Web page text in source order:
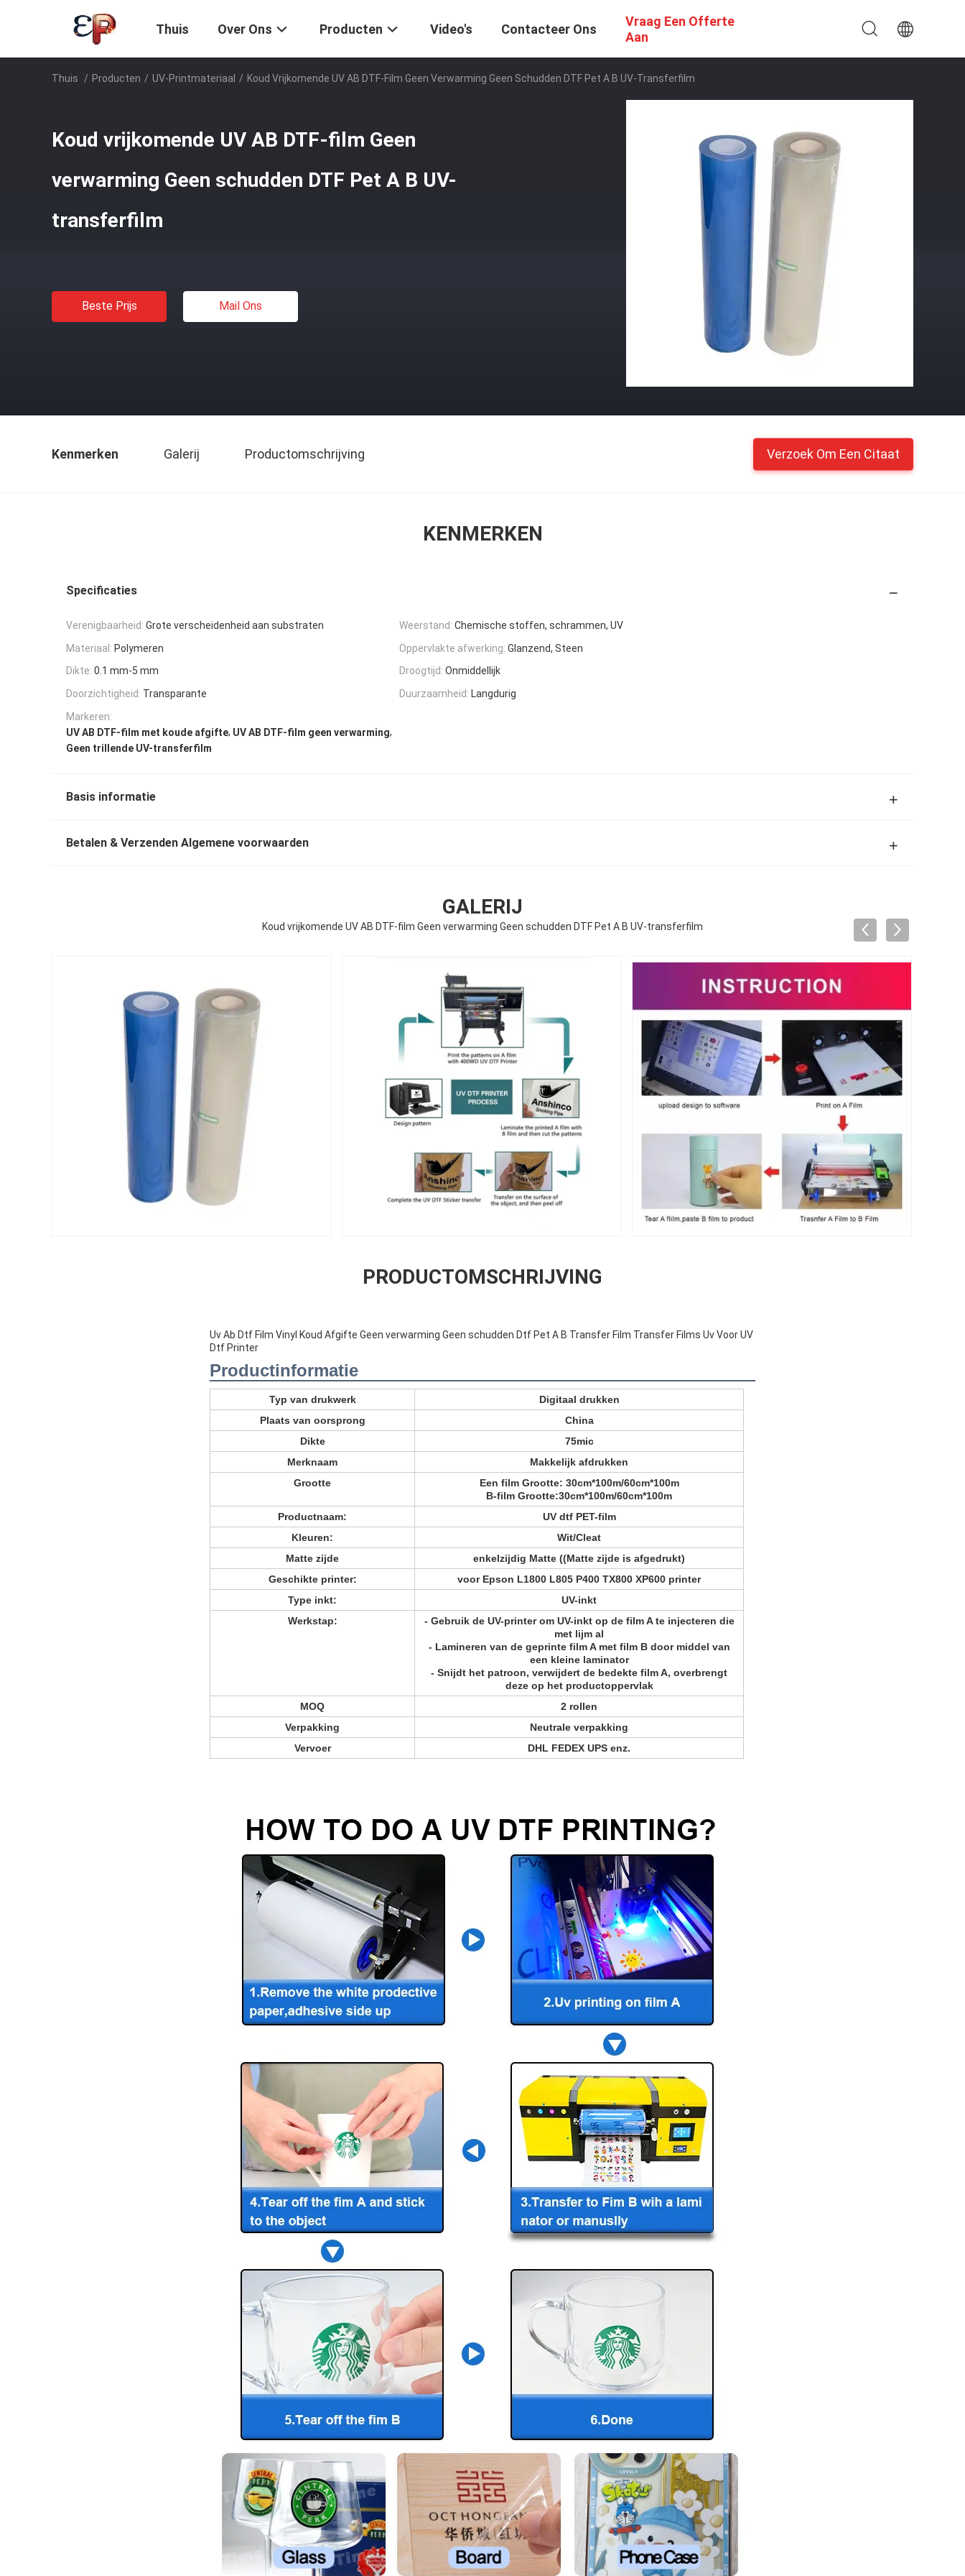
Thuis Over Ons Producten Video's Contacteer Ons
Vraag Een Offerte
Aan
Thuis / Producten / UV-Printmateriaal / Koud Vrijkomende UV AB DTF-Film Geen Verwarming Geen Schudden DTF Pet A B UV-Transferfilm
Koud vrijkomende UV AB DTF-film Geen
verwarming Geen schudden DTF Pet A B UV-
transferfilm
Beste Prijs Mail Ons
Kenmerken Galerij Productomschrijving Verzoek Om Een Citaat
KENMERKEN
Specificaties
Verenigbaarheid: Grote verscheidenheid aan substraten Weerstand: Chemische stoffen, schrammen, UV
Materiaal: Polymeren Oppervlakte afwerking: Glanzend, Steen
Dikte: 0.1 mm-5 mm Droogtijd: Onmiddellijk
Doorzichtigheid: Transparante Duurzaamheid: Langdurig
Markeren:
UV AB DTF-film met koude afgifte, UV AB DTF-film geen verwarming,
Geen trillende UV-transferfilm
Basis informatie
Betalen & Verzenden Algemene voorwaarden
GALERIJ
Koud vrijkomende UV AB DTF-film Geen verwarming Geen schudden DTF Pet A B UV-transferfilm
PRODUCTOMSCHRIJVING
Uv Ab Dtf Film Vinyl Koud Afgifte Geen verwarming Geen schudden Dtf Pet A B Transfer Film Transfer Films Uv Voor UV
Dtf Printer
Productinformatie
Typ van drukwerk
Digitaal drukken
Plaats van oorsprong
China
Dikte
75mic
Merknaam
Makkelijk afdrukken
Grootte
Een film Grootte: 30cm*100m/60cm*100m
B-film Grootte:30cm*100m/60cm*100m
Productnaam:
UV dtf PET-film
Kleuren:
Wit/Cleat
Matte zijde
enkelzijdig Matte ((Matte zijde is afgedrukt)
Geschikte printer:
voor Epson L1800 L805 P400 TX800 XP600 printer
Type inkt:
UV-inkt
Werkstap:
- Gebruik de UV-printer om UV-inkt op de film A te injecteren die
met lijm al
- Lamineren van de geprinte film A met film B door middel van
een kleine laminator
- Snijdt het patroon, verwijdert de bedekte film A, overbrengt
deze op het productoppervlak
MOQ
2 rollen
Verpakking
Neutrale verpakking
Vervoer
DHL FEDEX UPS enz.